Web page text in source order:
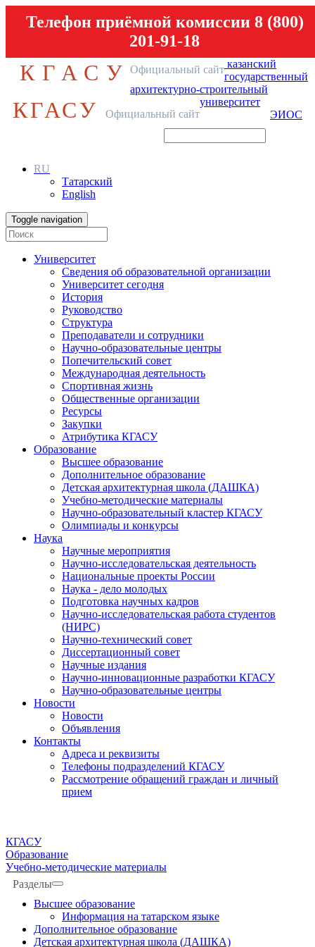
Телефон приёмной комиссии 8 (800)
201-91-18
КГАСУ Официальный сайт казанский
государственный
архитектурно-строительный
университет
КГАСУ Официальный сайт ЭИОС
RU
Татарский
English
Toggle navigation
Университет
Сведения об образовательной организации
Университет сегодня
История
Руководство
Структура
Преподаватели и сотрудники
Научно-образовательные центры
Попечительский совет
Международная деятельность
Спортивная жизнь
Общественные организации
Ресурсы
Закупки
Атрибутика КГАСУ
Образование
Высшее образование
Дополнительное образование
Детская архитектурная школа (ДАШКА)
Учебно-методические материалы
Научно-образовательный кластер КГАСУ
Олимпиады и конкурсы
Наука
Научные мероприятия
Научно-исследовательская деятельность
Национальные проекты России
Наука - дело молодых
Подготовка научных кадров
Научно-исследовательская работа студентов
(НИРС)
Научно-технический совет
Диссертационный совет
Научные издания
Научно-инновационные разработки КГАСУ
Научно-образовательные центры
Новости
Новости
Объявления
Контакты
Адреса и реквизиты
Телефоны подразделений КГАСУ
Рассмотрение обращений граждан и личный
прием
КГАСУ
Образование
Учебно-методические материалы
Разделы
Высшее образование
Информация на татарском языке
Дополнительное образование
Детская архитектурная школа (ДАШКА)